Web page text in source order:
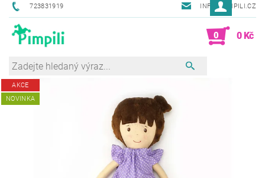
723831919 INFO@PIMPILI.CZ
0 0 Kč
AKCE
NOVINKA